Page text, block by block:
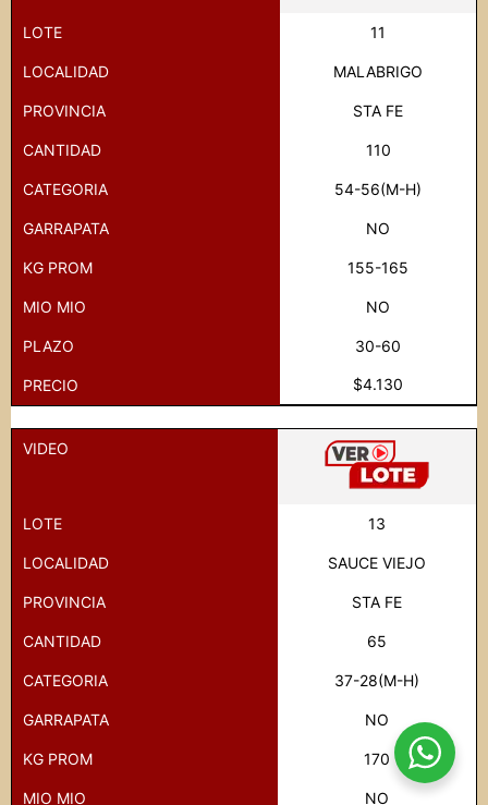
LOTE 11
LOCALIDAD MALABRIGO
PROVINCIA STA FE
CANTIDAD 110
CATEGORIA 54-56(M-H)
GARRAPATA NO
KG PROM 155-165
MIO MIO NO
PLAZO 30-60
PRECIO $4.130
VIDEO
LOTE 13
LOCALIDAD SAUCE VIEJO
PROVINCIA STA FE
CANTIDAD 65
CATEGORIA 37-28(M-H)
GARRAPATA NO
KG PROM 170
MIO MIO NO